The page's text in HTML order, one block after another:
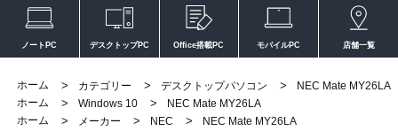
ノートPC デスクトップPC Office搭載PC モバイルPC 店舗一覧
ホーム > カテゴリー > デスクトップパソコン >
NEC Mate MY26LA
ホーム
> Windows 10 >
NEC Mate MY26LA
ホーム
> メーカー > NEC >
NEC Mate MY26LA